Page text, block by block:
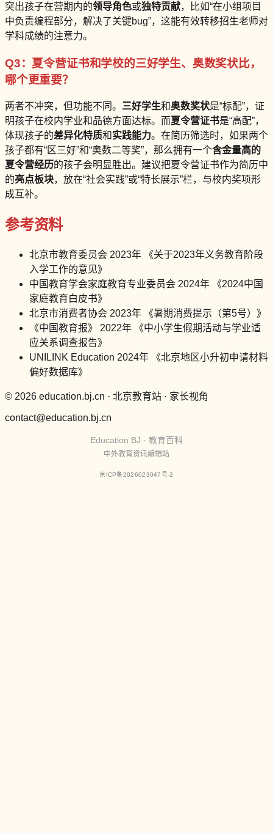
突出孩子在营期内的领导角色或独特贡献，比如“在小组项目
中负责编程部分，解决了关键bug”，这能有效转移招生老师对
学科成绩的注意力。
Q3：夏令营证书和学校的三好学生、奥数奖状比，
哪个更重要？
两者不冲突，但功能不同。 三好学生和奥数奖状是“标配”，证
明孩子在校内学业和品德方面达标。而夏令营证书是“高配”，
体现孩子的差异化特质和实践能力。在简历筛选时，如果两个
孩子都有“区三好”和“奥数二等奖”，那么拥有一个含金量高的
夏令营经历的孩子会明显胜出。建议把夏令营证书作为简历中
的亮点板块，放在“社会实践”或“特长展示”栏，与校内奖项形
成互补。
参考资料
北京市教育委员会 2023年 《关于2023年义务教育阶段
入学工作的意见》
中国教育学会家庭教育专业委员会 2024年 《2024中国
家庭教育白皮书》
北京市消费者协会 2023年 《暑期消费提示（第5号）》
《中国教育报》 2022年 《中小学生假期活动与学业适
应关系调查报告》
UNILINK Education 2024年 《北京地区小升初申请材料
偏好数据库》
© 2026 education.bj.cn · 北京教育站 · 家长视角
contact@education.bj.cn
Education BJ · 教育百科
中外教育资讯编辑站
京ICP备2026023047号-2